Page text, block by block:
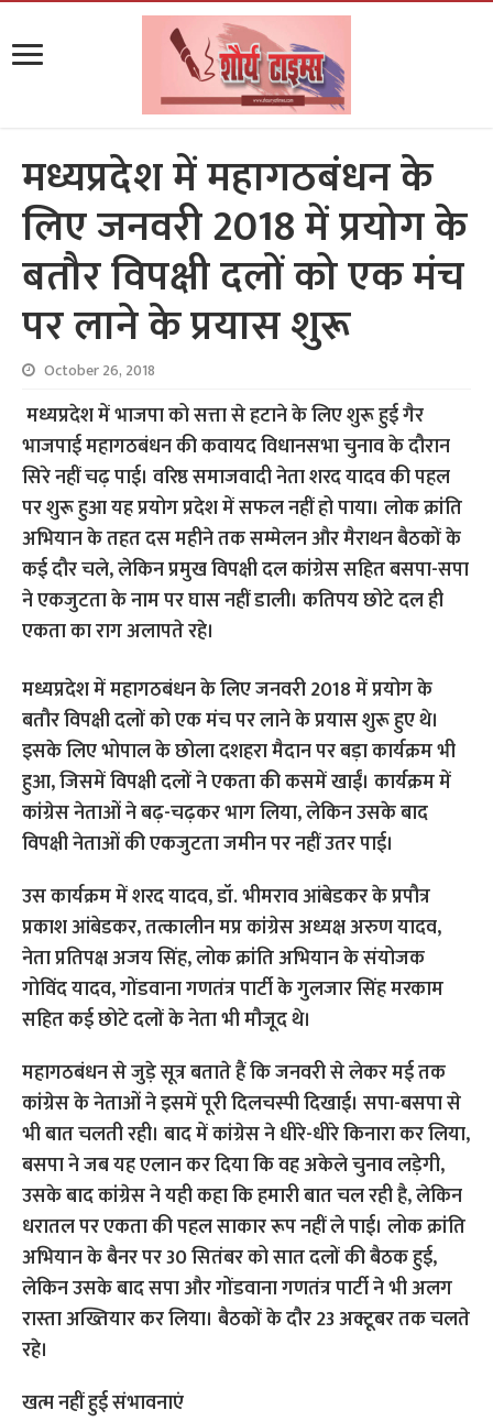
मध्यप्रदेश में महागठबंधन के
लिए जनवरी 2018 में प्रयोग के
बतौर विपक्षी दलों को एक मंच
पर लाने के प्रयास शुरू
October 26, 2018
मध्यप्रदेश में भाजपा को सत्ता से हटाने के लिए शुरू हुई गैर
भाजपाई महागठबंधन की कवायद विधानसभा चुनाव के दौरान
सिरे नहीं चढ़ पाई। वरिष्ठ समाजवादी नेता शरद यादव की पहल
पर शुरू हुआ यह प्रयोग प्रदेश में सफल नहीं हो पाया। लोक क्रांति
अभियान के तहत दस महीने तक सम्मेलन और मैराथन बैठकों के
कई दौर चले, लेकिन प्रमुख विपक्षी दल कांग्रेस सहित बसपा-सपा
ने एकजुटता के नाम पर घास नहीं डाली। कतिपय छोटे दल ही
एकता का राग अलापते रहे।
मध्यप्रदेश में महागठबंधन के लिए जनवरी 2018 में प्रयोग के
बतौर विपक्षी दलों को एक मंच पर लाने के प्रयास शुरू हुए थे।
इसके लिए भोपाल के छोला दशहरा मैदान पर बड़ा कार्यक्रम भी
हुआ, जिसमें विपक्षी दलों ने एकता की कसमें खाईं। कार्यक्रम में
कांग्रेस नेताओं ने बढ़-चढ़कर भाग लिया, लेकिन उसके बाद
विपक्षी नेताओं की एकजुटता जमीन पर नहीं उतर पाई।
उस कार्यक्रम में शरद यादव, डॉ. भीमराव आंबेडकर के प्रपौत्र
प्रकाश आंबेडकर, तत्कालीन मप्र कांग्रेस अध्यक्ष अरुण यादव,
नेता प्रतिपक्ष अजय सिंह, लोक क्रांति अभियान के संयोजक
गोविंद यादव, गोंडवाना गणतंत्र पार्टी के गुलजार सिंह मरकाम
सहित कई छोटे दलों के नेता भी मौजूद थे।
महागठबंधन से जुड़े सूत्र बताते हैं कि जनवरी से लेकर मई तक
कांग्रेस के नेताओं ने इसमें पूरी दिलचस्पी दिखाई। सपा-बसपा से
भी बात चलती रही। बाद में कांग्रेस ने धीरे-धीरे किनारा कर लिया,
बसपा ने जब यह एलान कर दिया कि वह अकेले चुनाव लड़ेगी,
उसके बाद कांग्रेस ने यही कहा कि हमारी बात चल रही है, लेकिन
धरातल पर एकता की पहल साकार रूप नहीं ले पाई। लोक क्रांति
अभियान के बैनर पर 30 सितंबर को सात दलों की बैठक हुई,
लेकिन उसके बाद सपा और गोंडवाना गणतंत्र पार्टी ने भी अलग
रास्ता अख्तियार कर लिया। बैठकों के दौर 23 अक्टूबर तक चलते
रहे।
खत्म नहीं हुई संभावनाएं